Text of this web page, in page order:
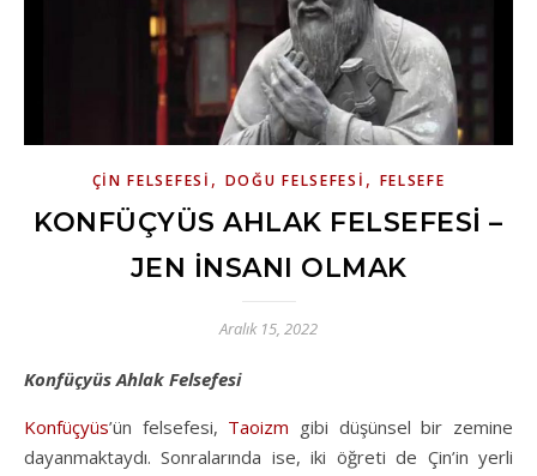
ÇIN FELSEFESI , DOĞU FELSEFESI , FELSEFE
KONFÜÇYÜS AHLAK FELSEFESI –
JEN İNSANI OLMAK
Aralık 15, 2022
Konfüçyüs Ahlak Felsefesi
Konfüçyüs’ün felsefesi, Taoizm gibi düşünsel bir zemine
dayanmaktaydı. Sonralarında ise, iki öğreti de Çin’in yerli